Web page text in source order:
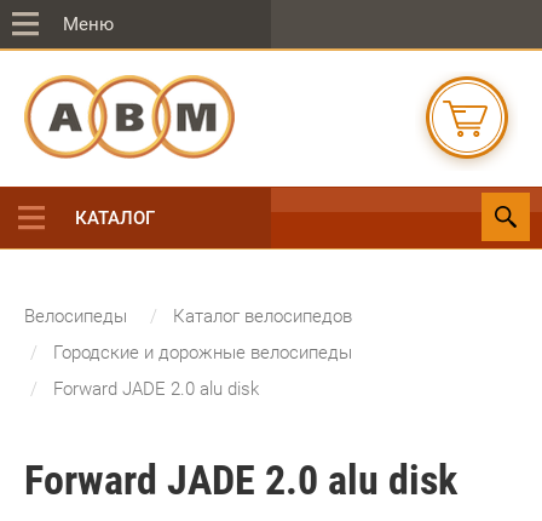
Меню
КАТАЛОГ
Велосипеды
Каталог велосипедов
Городские и дорожные велосипеды
Forward JADE 2.0 alu disk
Forward JADE 2.0 alu disk